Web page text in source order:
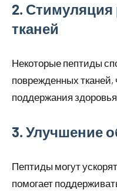
2. Стимуляция
тканей
Некоторые пептиды
поврежденных тканей,
поддержания
3. Улучшение
Пептиды могут
помогает